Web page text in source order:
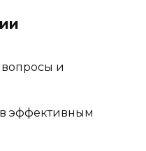
и
эффективным